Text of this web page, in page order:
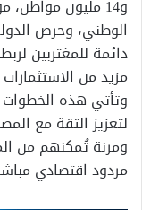
و14 مليون
الوطني، وحرص
دائمة للمغتربين
مزيد من
وتأتي هذه
لتعزيز الثقة مع
ومرنة تُمكنهم من
مردود اقتصادي